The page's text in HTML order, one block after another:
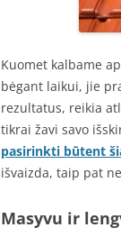
Kuomet kalbame
bėgant laikui, jie
rezultatus, reikia
tikrai žavi savo
pasirinkti būtent
išvaizda, taip pat
Masyvu ir